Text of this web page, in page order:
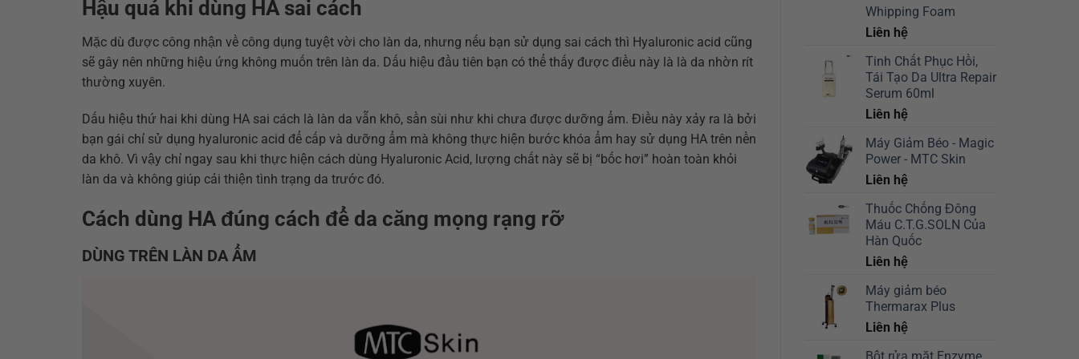
Hậu quả khi dùng HA sai cách
Mặc dù được công nhận về công dụng tuyệt vời cho làn da, nhưng nếu bạn sử dụng sai cách thì Hyaluronic acid cũng
sẽ gây nên những hiệu ứng không muốn trên làn da. Dấu hiệu đầu tiên bạn có thể thấy được điều này là là da nhờn rít
thường xuyên.
Dấu hiệu thứ hai khi dùng HA sai cách là làn da vẫn khô, sần sùi như khi chưa được dưỡng ẩm. Điều này xảy ra là bởi
bạn gái chỉ sử dụng hyaluronic acid để cấp và dưỡng ẩm mà không thực hiện bước khóa ẩm hay sử dụng HA trên nền
da khô. Vì vậy chỉ ngay sau khi thực hiện cách dùng Hyaluronic Acid, lượng chất này sẽ bị “bốc hơi” hoàn toàn khỏi
làn da và không giúp cải thiện tình trạng da trước đó.
Cách dùng HA đúng cách để da căng mọng rạng rỡ
DÙNG TRÊN LÀN DA ẨM
Whipping Foam
Liên hệ
Tinh Chất Phục Hồi,
Tái Tạo Da Ultra Repair
Serum 60ml
Liên hệ
Máy Giảm Béo - Magic
Power - MTC Skin
Liên hệ
Thuốc Chống Đông
Máu C.T.G.SOLN Của
Hàn Quốc
Liên hệ
Máy giảm béo
Thermarax Plus
Liên hệ